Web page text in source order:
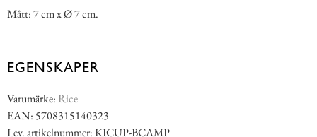
Mått: 7 cm x Ø 7 cm.
EGENSKAPER
Varumärke: Rice
EAN: 5708315140323
Lev. artikelnummer: KICUP-BCAMP